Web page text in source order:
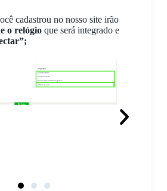
cadastrou no nosso site irão
o relógioque será integrado e